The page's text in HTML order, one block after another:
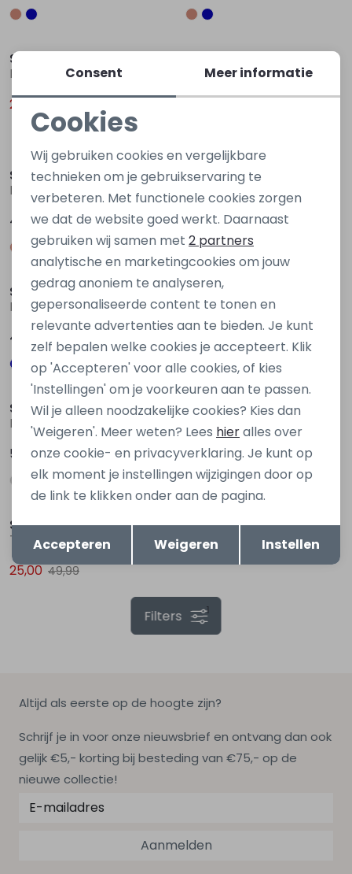
So Soire
29,00
Lisa Z10455 Ecru naturel
So Soire
Lisa Z10455 Blauw midden
49,99
So Soire
Lisa Z10455 Groen licht
49,99
So Soire
Karo Z10529 Blauw marine
49,99
So Soire
Karo Z10529 Bruin taupe
49,99
So Soire
Martina W10365 Denim grey
59,99
So Soire
Martina W10365 Denim
59,99
Sale
So Soire
Taylor Z90446 Rood licht
25,00 49,99
1
Filters
Altijd als eerste op de hoogte zijn?
Schrijf je in voor onze nieuwsbrief en ontvang dan ook
gelijk €5,- korting bij besteding van €75,- op de
nieuwe collectie!
Aanmelden
Noodzakelijke cookies
Personalisatie cookies
Analytische cookies
Marketing cookies
Terug Opslaan
Consent Meer informatie
Cookies
Wij gebruiken cookies en vergelijkbare
technieken om je gebruikservaring te
verbeteren. Met functionele cookies zorgen
we dat de website goed werkt. Daarnaast
gebruiken wij samen met 2 partners
analytische en marketingcookies om jouw
gedrag anoniem te analyseren,
gepersonaliseerde content te tonen en
relevante advertenties aan te bieden. Je kunt
zelf bepalen welke cookies je accepteert. Klik
op 'Accepteren' voor alle cookies, of kies
'Instellingen' om je voorkeuren aan te passen.
Wil je alleen noodzakelijke cookies? Kies dan
'Weigeren'. Meer weten? Lees hieralles over
onze cookie- en privacyverklaring. Je kunt op
elk moment je instellingen wijzigingen door op
de link te klikken onder aan de pagina.
Accepteren Weigeren Instellen